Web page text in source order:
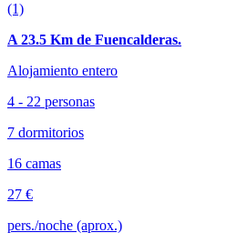
(1)
A 23.5 Km de Fuencalderas.
Alojamiento entero
4 - 22 personas
7 dormitorios
16 camas
27 €
pers./noche (aprox.)